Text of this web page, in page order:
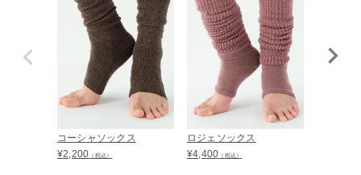
コーシャソックス
¥2,200 （税込）
ロジェソックス
¥4,400 （税込）